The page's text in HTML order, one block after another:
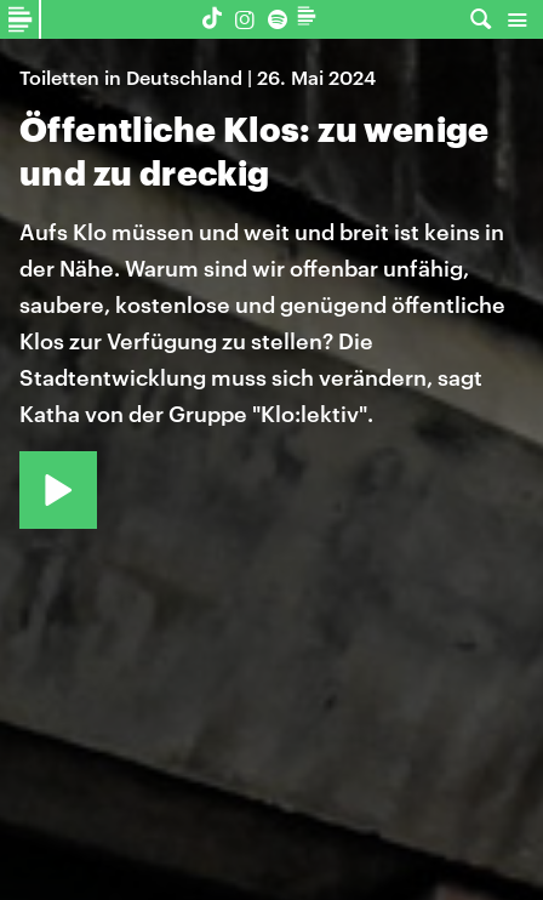
Toiletten in Deutschland | 26. Mai 2024
Öffentliche Klos: zu wenige
und zu dreckig
Aufs Klo müssen und weit und breit ist keins in
der Nähe. Warum sind wir offenbar unfähig,
saubere, kostenlose und genügend öffentliche
Klos zur Verfügung zu stellen? Die
Stadtentwicklung muss sich verändern, sagt
Katha von der Gruppe "Klo:lektiv".